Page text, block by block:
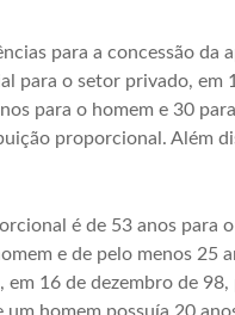
para a concessão
para o setor privado, em
para o homem e 30
proporcional. Além
é de 53 anos para
e de pelo menos 25
16 de dezembro de